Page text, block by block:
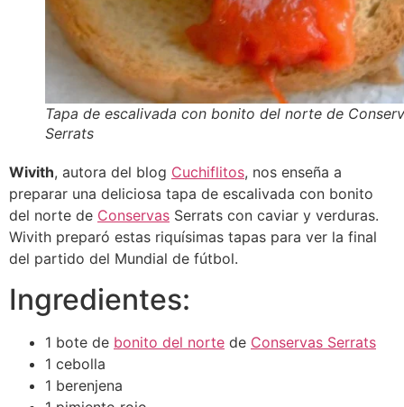
Tapa de escalivada con bonito del norte de
Serrats
Wivith, autora del blog Cuchiflitos, nos enseña a
preparar una deliciosa tapa de escalivada con bonito
del norte de Conservas Serrats con caviar y verduras.
Wivith preparó estas riquísimas tapas para ver la final
del partido del Mundial de fútbol.
Ingredientes:
1 bote de bonito del norte de Conservas Serrats
1 cebolla
1 berenjena